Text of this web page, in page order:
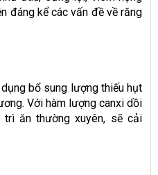
đáng kể các vấn đề về răng
bổ sung lượng thiếu hụt
Với hàm lượng canxi dồi
trì ăn thường xuyên, sẽ cải